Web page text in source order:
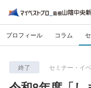
プロフィール コラム
終了 セミナー・イ